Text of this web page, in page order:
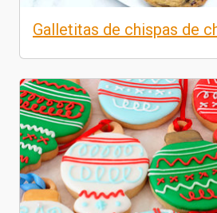
Galletitas de chispas de